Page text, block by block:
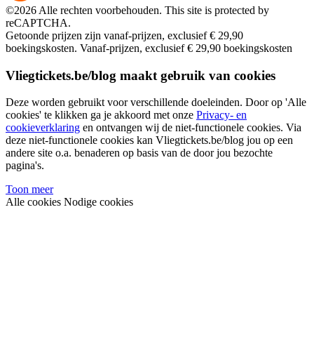
©2026 Alle rechten voorbehouden. This site is protected by
reCAPTCHA.
Getoonde prijzen zijn vanaf-prijzen, exclusief € 29,90
boekingskosten. Vanaf-prijzen, exclusief € 29,90 boekingskosten
Vliegtickets.be/blog maakt gebruik van cookies
Deze worden gebruikt voor verschillende doeleinden. Door op 'Alle
cookies' te klikken ga je akkoord met onze Privacy- en
cookieverklaring en ontvangen wij de niet-functionele cookies. Via
deze niet-functionele cookies kan Vliegtickets.be/blog jou op een
andere site o.a. benaderen op basis van de door jou bezochte
pagina's.
Toon meer
Alle cookies Nodige cookies